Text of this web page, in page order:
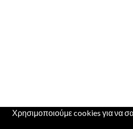
Χρησιμοποιούμε cookies για να